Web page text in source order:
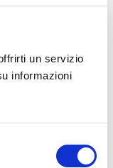
un servizio
informazioni